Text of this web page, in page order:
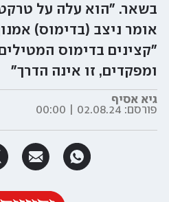
בשאר. "הוא עלה על
אומר ניצב (בדימוס)
"קצינים בדימוס
ומפקדים, זו אינה הדרך"
גיא אסיף
פורסם: 02.08.24 | 00:00